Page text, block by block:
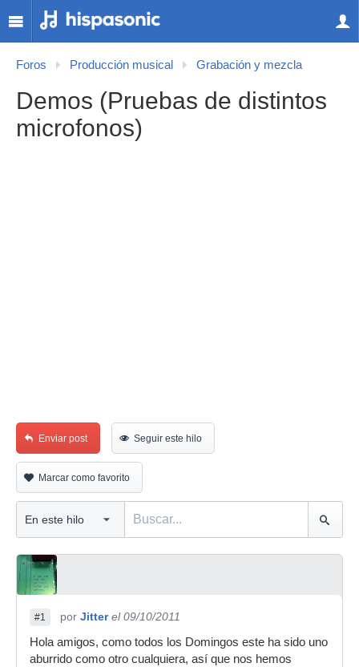
Foros Producción musical Grabación y mezcla
Demos (Pruebas de distintos
microfonos)
Enviar post Seguir este hilo
Marcar como favorito
#1 por Jitter el 09/10/2011
Hola amigos, como todos los Domingos este ha sido uno
aburrido como otro cualquiera, así que nos hemos